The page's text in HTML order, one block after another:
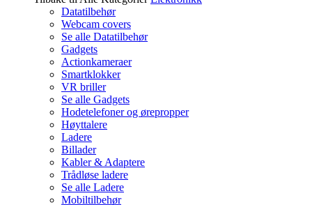
Datatilbehør
Webcam covers
Se alle Datatilbehør
Gadgets
Actionkameraer
Smartklokker
VR briller
Se alle Gadgets
Hodetelefoner og ørepropper
Høyttalere
Ladere
Billader
Kabler & Adaptere
Trådløse ladere
Se alle Ladere
Mobiltilbehør